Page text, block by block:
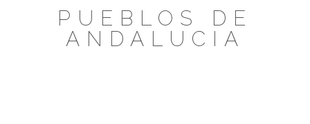
PUEBLOS DE
ANDALUCIA